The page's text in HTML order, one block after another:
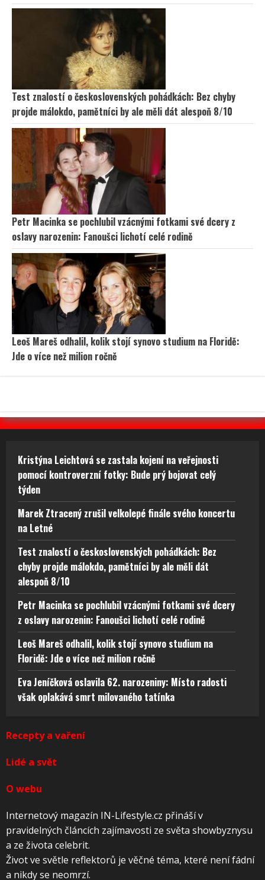
Test znalostí o československých pohádkách: Bez chyby
projde málokdo, pamětníci by ale měli dát alespoň 8/10
Petr Macinka se pochlubil vzácnými fotkami své dcery z
oslavy narozenin: Fanoušci lichotí celé rodině
Leoš Mareš odhalil, kolik stojí synovo studium na Floridě:
Jde o více než milion ročně
Kristýna Leichtová se zastala kojení na veřejnosti
pomocí kontroverzní fotky: Bude prý bojovat celý
týden
Marek Ztracený zrušil velkolepé finále svého koncertu
na Letné
Test znalostí o československých pohádkách: Bez
chyby projde málokdo, pamětníci by ale měli dát
alespoň 8/10
Petr Macinka se pochlubil vzácnými fotkami své dcery
z oslavy narozenin: Fanoušci lichotí celé rodině
Leoš Mareš odhalil, kolik stojí synovo studium na
Floridě: Jde o více než milion ročně
Eva Jeníčková oslavila 62. narozeniny: Místo radosti
však oplakává smrt milovaného tatínka
Recepty a vaření
Lidé a svět
O webu
Internetový magazín IN-Lifestyle.cz přináší v
pravidelných článcích zajímavosti ze světa showbyznysu
a ze života celebrit.
Život ve světle reflektorů je věčné téma, které není fádní
a nikdy se neomrzí.